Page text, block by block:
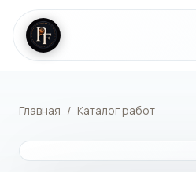
Главная / Каталог работ